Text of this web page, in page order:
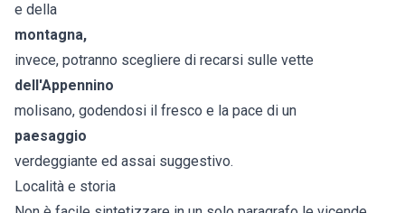
e della
montagna,
invece, potranno scegliere di recarsi sulle vette
dell'Appennino
molisano, godendosi il fresco e la pace di un
paesaggio
verdeggiante ed assai suggestivo.
Località e storia